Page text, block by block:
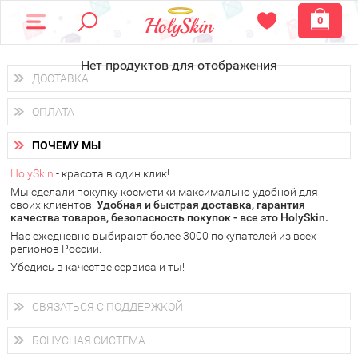
0
Нет продуктов для отображения
ДОСТАВКА
Доставка осуществляетсяпо всем городам России.
Вы можете выбрать доставку курьером, Почтой России или
получить заказ в пунктах выдачи PickPoint или пункте
самовывоза.
В 20 городах России доставка осуществляется ужена
следующий день.
у Вас всегда есть возможность получитьбесплатную
доставку от HolySkin.
подробнее об условиях доставки и оплаты в Вашем городе
ОПЛАТА
Вы можете оплатить свой заказ любым удобным способом:
наличными деньгами (
через интернет-банк (Альфа-банк, Сбербанк) и другими
электронными способами.
ПОЧЕМУ МЫ
HolySkin - красота в один клик!
Мы сделали покупку косметики максимально удобной для
своих клиентов. Удобная и быстрая доставка, гарантия
качества товаров, безопасность покупок - все это HolySkin.
Нас ежедневно выбирают более 3000 покупателей из всех
регионов России.
Убедись в качестве сервиса и ты!
СВЯЗАТЬСЯ С ПОДДЕРЖКОЙ
+7 (800) 707-24-55
Мы будем рады ответить на все Ваши вопросы по работе
магазина, проконсультировать по товарам, рассказать о
БОНУСНАЯ СИСТЕМА